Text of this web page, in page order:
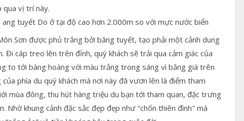
qua vị trí này.
Do ở tại độ cao hơn 2.000m so với mực nước biển
Sơn được phủ trắng bởi băng tuyết, tạo phải một cảnh dung
Đi cáp treo lên trên đỉnh, quý khách sẽ trải qua cảm giác của
to tới bàng hoàng với màu trắng trong sáng vì băng giá trên
phía du quý khách mà nơi này đã vươn lên là điểm tham
mùa đông, thu hút hàng triệu du bạn tới tham quan, đặc trưng
Nhờ khung cảnh đặc sắc đẹp đẹp như "chốn thiên đình" mà